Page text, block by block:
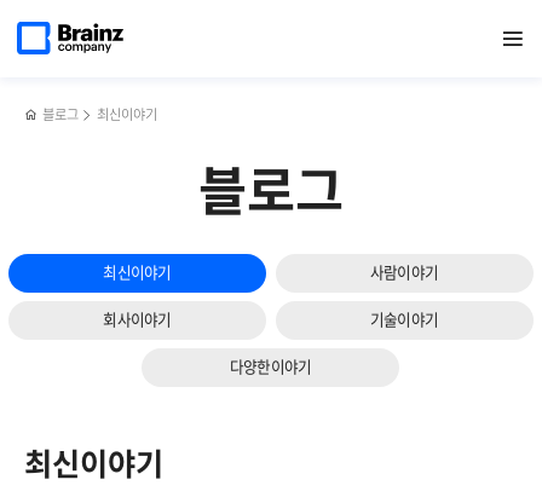
열기
페이지로
블로그 최신이야기
블로그
최신이야기 사람이야기
회사이야기 기술이야기
다양한이야기
최신이야기